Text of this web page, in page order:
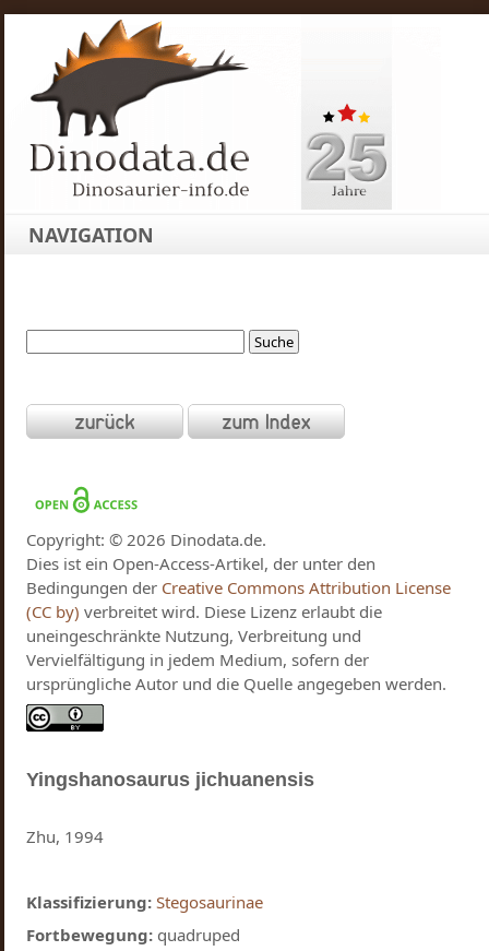
NAVIGATION
Copyright: © 2026 Dinodata.de.
Dies ist ein Open-Access-Artikel, der unter den
Bedingungen der Creative Commons Attribution License
(CC by) verbreitet wird. Diese Lizenz erlaubt die
uneingeschränkte Nutzung, Verbreitung und
Vervielfältigung in jedem Medium, sofern der
ursprüngliche Autor und die Quelle angegeben werden.
Yingshanosaurus jichuanensis
Zhu, 1994
Klassifizierung: Stegosaurinae
Fortbewegung: quadruped